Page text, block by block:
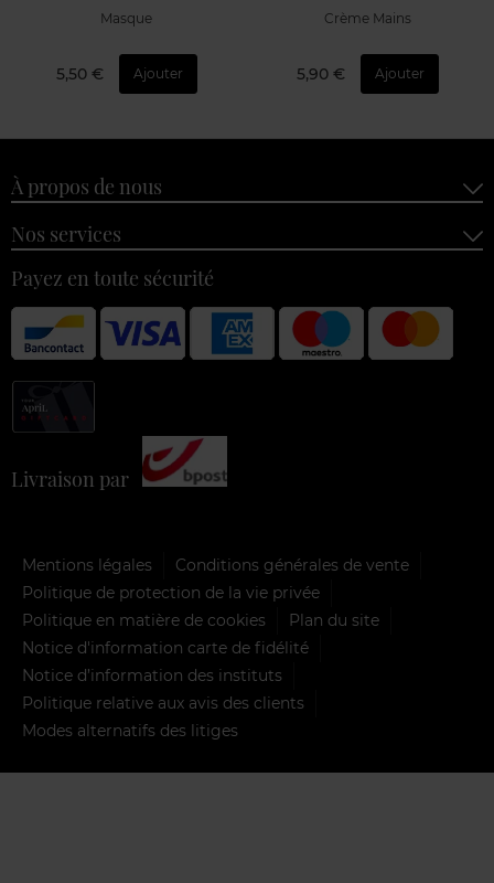
Masque
5,50 € Ajouter
Crème Mains
5,90 € Ajouter
À propos de nous
Nos services
Payez en toute sécurité
Livraison par
Mentions légales
Conditions générales de vente
Politique de protection de la vie privée
Politique en matière de cookies
Plan du site
Notice d'information carte de fidélité
Notice d’information des instituts
Politique relative aux avis des clients
Modes alternatifs des litiges